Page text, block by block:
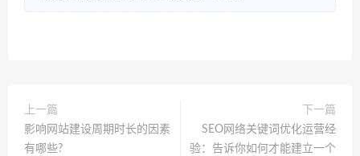
上一篇
影响网站建设周期时长的因素
有哪些?
下一篇
SEO网络关键词优化运营经
验：告诉你如何才能建立一个